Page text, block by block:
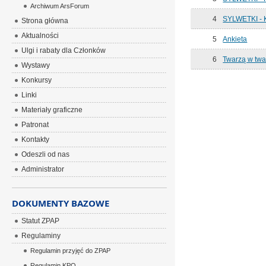
4 SYLWETKI -
5 Ankieta
6 Twarzą w
Archiwum ArsForum
Strona główna
Aktualności
Ulgi i rabaty dla Członków
Wystawy
Konkursy
Linki
Materiały graficzne
Patronat
Kontakty
Odeszli od nas
Administrator
DOKUMENTY BAZOWE
Statut ZPAP
Regulaminy
Regulamin przyjęć do ZPAP